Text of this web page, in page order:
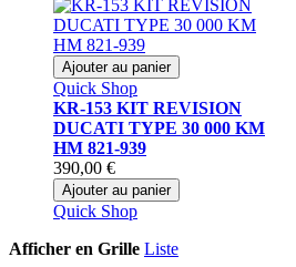
Ajouter au panier
Quick Shop
KR-153 KIT REVISION
DUCATI TYPE 30 000 KM
HM 821-939
390,00 €
Ajouter au panier
Quick Shop
Afficher en Grille Liste